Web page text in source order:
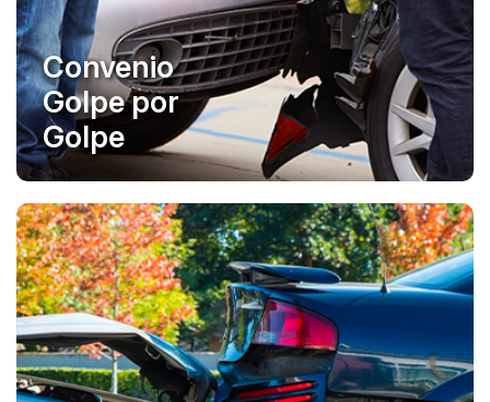
Convenio
Golpe por
Golpe